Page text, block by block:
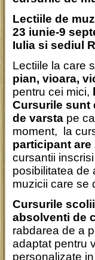
Lectiile de
23 iunie-9
Iulia si sediul
Lectiile la care
pian, vioara,
pentru cei mici,
Cursurile sunt
de varsta pe
moment, la
participant are
cursantii
posibilitatea de
muzicii care se
Cursurile
absolventi de
rabdarea de a
adaptat pentru
personalizate